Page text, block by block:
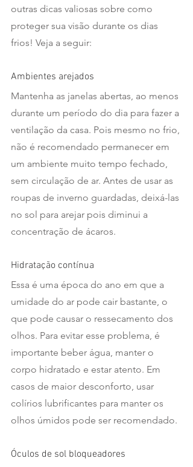
outras dicas valiosas sobre como
proteger sua visão durante os dias
frios! Veja a seguir:
Ambientes arejados
Mantenha as janelas abertas, ao menos
durante um período do dia para fazer a
ventilação da casa. Pois mesmo no frio,
não é recomendado permanecer em
um ambiente muito tempo fechado,
sem circulação de ar. Antes de usar as
roupas de inverno guardadas, deixá-las
no sol para arejar pois diminui a
concentração de ácaros.
Hidratação contínua
Essa é uma época do ano em que a
umidade do ar pode cair bastante, o
que pode causar o ressecamento dos
olhos. Para evitar esse problema, é
importante beber água, manter o
corpo hidratado e estar atento. Em
casos de maior desconforto, usar
colírios lubrificantes para manter os
olhos úmidos pode ser recomendado.
Óculos de sol bloqueadores